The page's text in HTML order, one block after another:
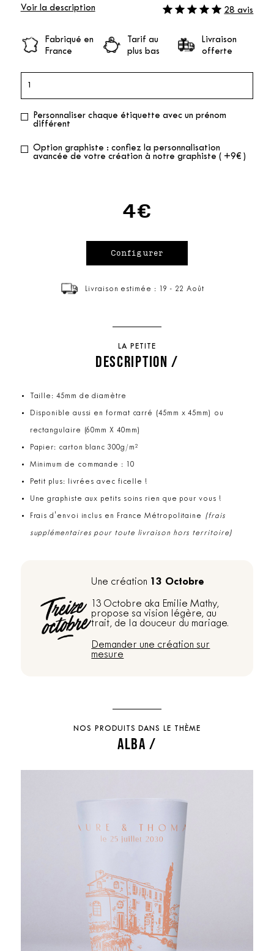
Voir la description 28 avis
Fabriqué en
France
Tarif au
plus bas
Livraison
offerte
Personnaliser chaque étiquette avec un prénom
différent
Option graphiste : confiez la personnalisation
avancée de votre création à notre graphiste ( +9€ )
4€
Livraison estimée : 19 - 22 Août
LA PETITE
DESCRIPTION /
Taille: 45mm de diamètre
Disponible aussi en format carré (45mm x 45mm) ou
rectangulaire (60mm X 40mm)
Papier: carton blanc 300g/m²
Minimum de commande : 10
Petit plus: livrées avec ficelle !
Une graphiste aux petits soins rien que pour vous !
Frais d'envoi inclus en France Métropolitaine (frais
supplémentaires pour toute livraison hors territoire)
Une création 13 Octobre
13 Octobre aka Emilie Mathy,
propose sa vision légère, au
trait, de la douceur du mariage.
Demander une création sur
mesure
NOS PRODUITS DANS LE THÈME
ALBA /